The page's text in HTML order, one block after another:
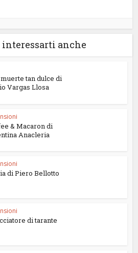
interessarti anche
tan dulce di
Vargas Llosa
& Macaron di
Anacleria
di Piero Bellotto
di tarante